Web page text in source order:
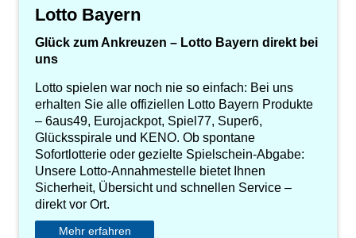
Lotto Bayern
Glück zum Ankreuzen – Lotto Bayern direkt bei
uns
Lotto spielen war noch nie so einfach: Bei uns
erhalten Sie alle offiziellen Lotto Bayern Produkte
– 6aus49, Eurojackpot, Spiel77, Super6,
Glücksspirale und KENO. Ob spontane
Sofortlotterie oder gezielte Spielschein-Abgabe:
Unsere Lotto-Annahmestelle bietet Ihnen
Sicherheit, Übersicht und schnellen Service –
direkt vor Ort.
Mehr erfahren